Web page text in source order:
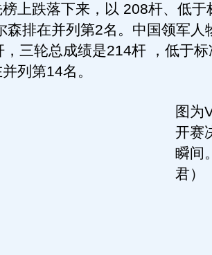
上跌落下来，以 208杆、低于
森排在并列第2名。中国领军人
，三轮总成绩是214杆 ，低于
列第14名。
图为
开赛
瞬间
君）